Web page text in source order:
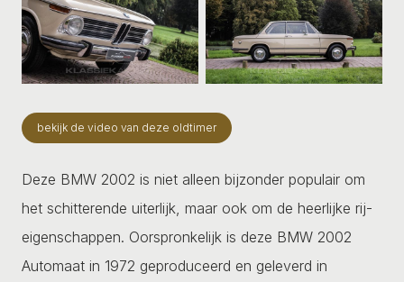
bekijk de video van deze oldtimer
Deze BMW 2002 is niet alleen bijzonder populair om
het schitterende uiterlijk, maar ook om de heerlijke rij-
eigenschappen. Oorspronkelijk is deze BMW 2002
Automaat in 1972 geproduceerd en geleverd in